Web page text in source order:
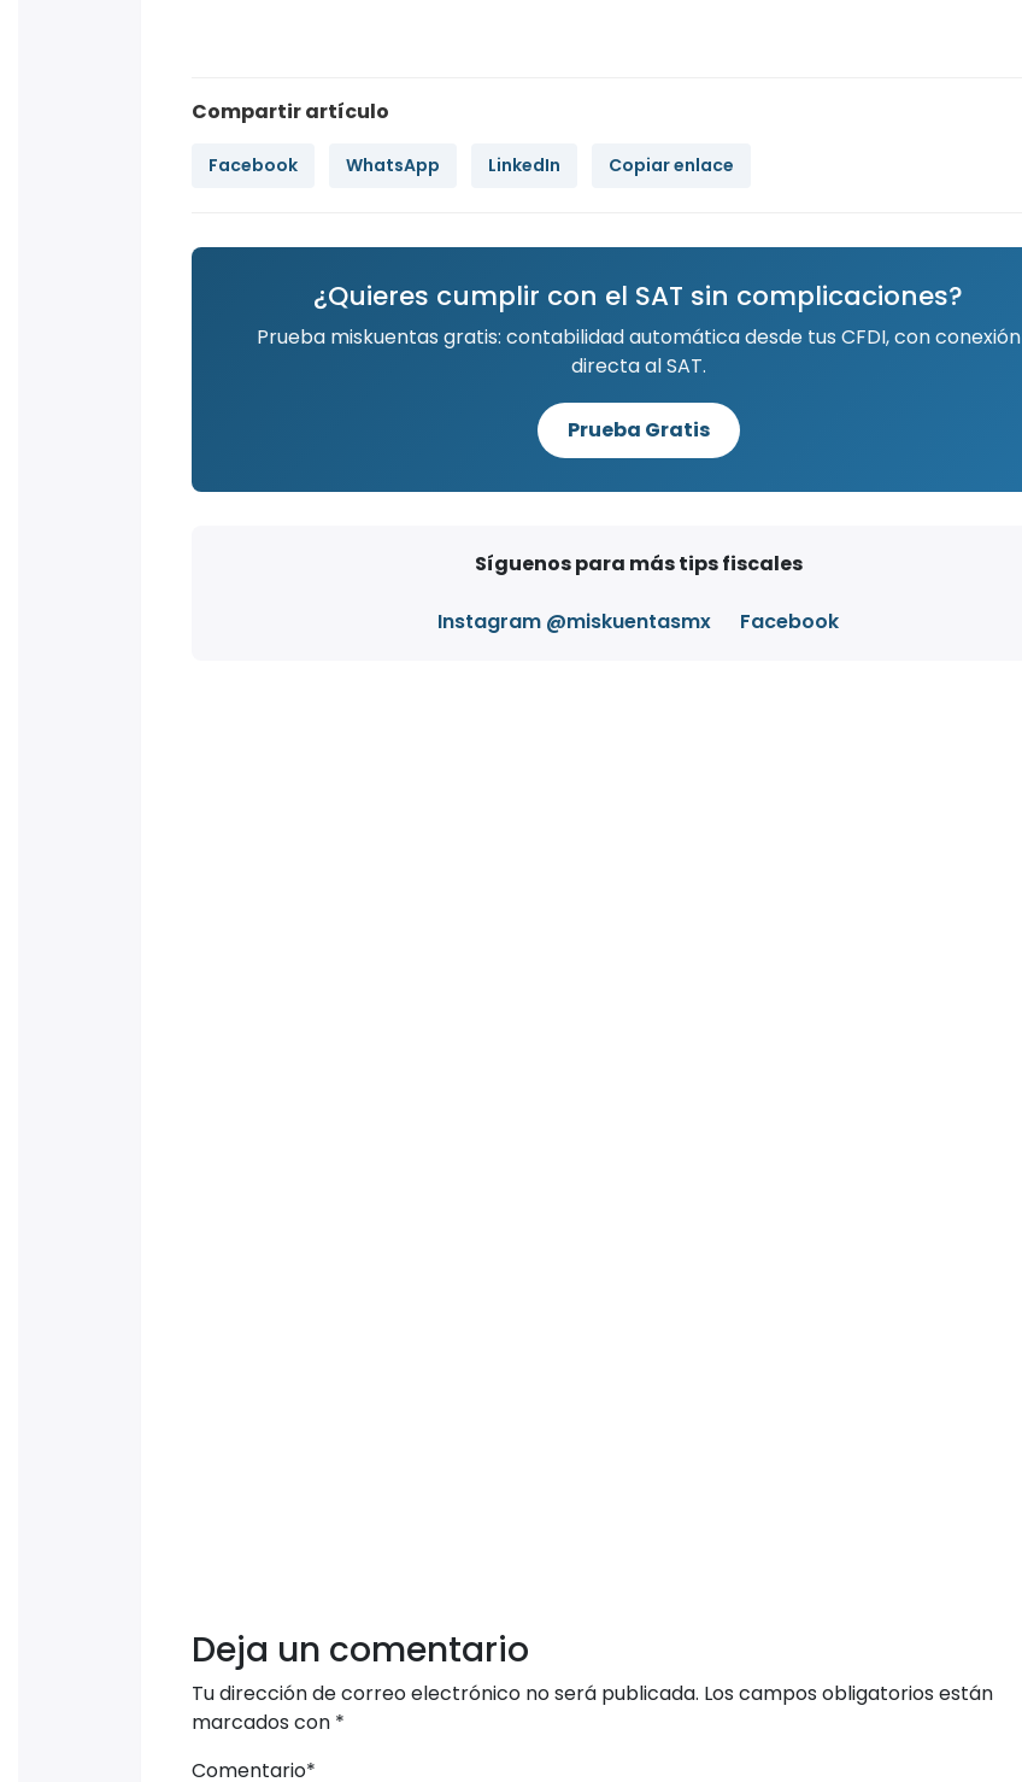
Compartir artículo
Facebook WhatsApp LinkedIn Copiar enlace
¿Quieres cumplir con el SAT sin complicaciones?
Prueba miskuentas gratis: contabilidad automática desde tus CFDI, con conexión
directa al SAT.
Prueba Gratis
Síguenos para más tips fiscales
Instagram @miskuentasmx Facebook
Deja un comentario
Tu dirección de correo electrónico no será publicada. Los campos obligatorios están
marcados con *
Comentario*